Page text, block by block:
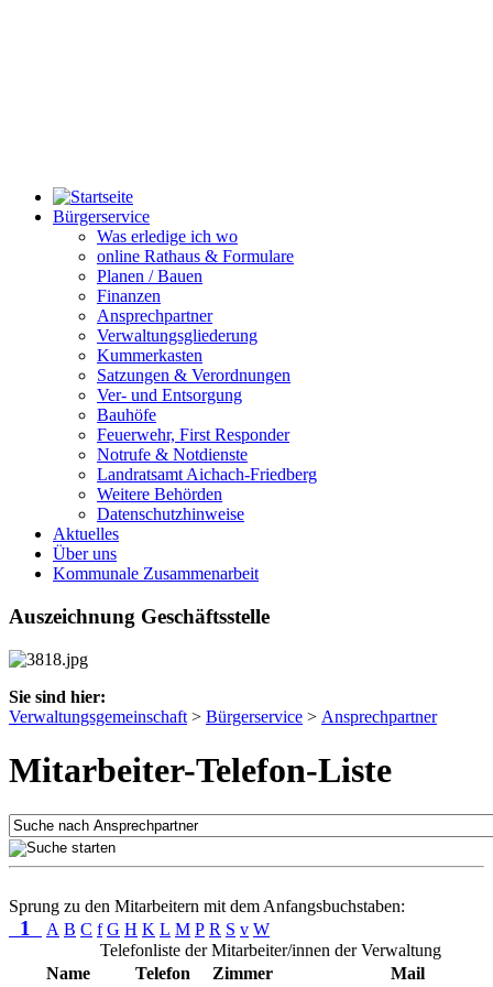
Bürgerservice
Was erledige ich wo
online Rathaus & Formulare
Planen / Bauen
Finanzen
Ansprechpartner
Verwaltungsgliederung
Kummerkasten
Satzungen & Verordnungen
Ver- und Entsorgung
Bauhöfe
Feuerwehr, First Responder
Notrufe & Notdienste
Landratsamt Aichach-Friedberg
Weitere Behörden
Datenschutzhinweise
Aktuelles
Über uns
Kommunale Zusammenarbeit
Auszeichnung Geschäftsstelle
Sie sind hier:
Verwaltungsgemeinschaft > Bürgerservice > Ansprechpartner
Mitarbeiter-Telefon-Liste
Sprung zu den Mitarbeitern mit dem Anfangsbuchstaben:
1 A B C f G H K L M P R S v W
Telefonliste der Mitarbeiter/innen der Verwaltung
Name
Telefon Zimmer Mail